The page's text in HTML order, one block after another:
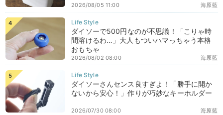
海原藍
2026/08/05 11:00
ダイソーで500円なのが不思議！「こりゃ時
間溶けるわ…」大人もついハマっちゃう本格
おもちゃ
海原藍
2026/08/02 08:00
ダイソーさんセンス良すぎよ！「勝手に開か
ないから安心！」作りが巧妙なキーホルダー
海原藍
2026/07/30 08:00